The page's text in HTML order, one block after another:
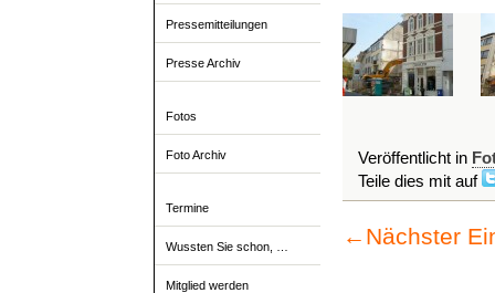
Pressemitteilungen
Presse Archiv
Fotos
Foto Archiv
Termine
Wussten Sie schon, …
Mitglied werden
Veröffentlicht in
Teile dies mit auf
← Nächster